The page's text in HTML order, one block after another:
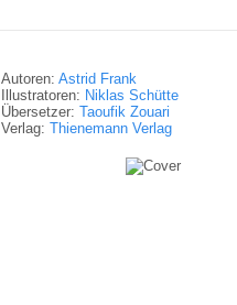
Autoren: Astrid Frank
Illustratoren: Niklas Schütte
Übersetzer: Taoufik Zouari
Verlag: Thienemann Verlag